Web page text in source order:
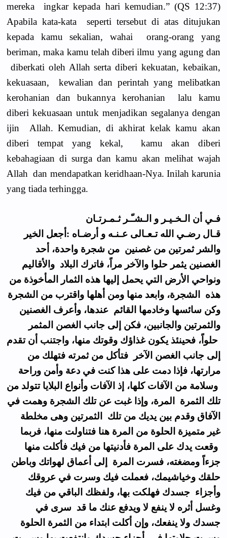
mereka ingkar kepada hari kemudian.” (QS 12:37)
Apabila kata-kata seperti tersebut di atas ditujukan
kepada kamu sekalian, wahai orang-orang yang
beriman, maka kamu telah diberi ilmu yang agung dan
diberkati oleh Allah serta diberi kekuatan, kebaikan,
kekuasaan, kewalian dan perintah yang melibatkan
kerohanian dan bukannya kerohanian lalu kamu
diberi kekuasaan untuk menjadikan segalanya dengan
ijin Allah. Kemudian, di akhirat kelak kamu akan
diberi tempat yang kekal, kamu akan diberi
kebahagiaan di surga dan kamu akan melihat wajah
Allah dan mendapatkan keridhaan-Nya. Inilah karunia
yang tiada terhingga.
فـي أن الـخـيـر و الـشـّـر ثـمـرتـان
والشر ثمرتين من غصنين من شجرة واحدة، أحد
الغصنين يثمر حلوا والآخر مراً، فاترك البلاد والأقاليم
ونواحي الأرض التي يحمل إليها هذه الثمار المأخوذة من
هذه الشجرة، وابعد منها ومن أهلها واقترب من الشجرة
وكن سائسها وخادمها القائم عندها، وأعرف الغصنين
والثمرتين والجانبين، فكن إلى جانب الغصن المثمر
حلواً، فحينئذ يكون غذاؤك وقوتك منها، واجتنب أن تقدم
إلى جانب الغصن الآخر فتأكل من ثمرته فتهلك من
مرارتها، فإذا دمت على هذا كنت في دعة وأمن وراحة
وسلامة من الآفات كلها، إذ الآفات وأنواع البلايا تتولد من
تلك الثمرة المرة، وإذا غبت عن تلك الشجرة وهمت في
الآفاق وقدم بين يديك من تلك الثمرتين وهى مخلطة
غير متميزة الحلوة من المرة هنا فتناولت منها، فربما
وقعت يدك على المرة فأدنيتها من فيك فأكلت منها
جزءاً ومضغته، فسرت المرة إلى أعماق لهواتك وباطن
حلقك وخياشيمك، فعملت فيك وسرت في عروقك
وأجزاء جسدك فهلكت بها، ولفظك الباقي من فيك
وغسل أثره لا ينفع لا ويدفع عنك ما قد سرى في
جسدك ولا ينفعك، وإن أكلت ابتداء من الثمرة الحلوة